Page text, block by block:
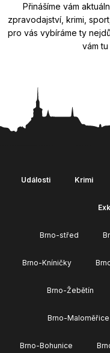
Přinášíme vám
zpravodajství, krimi,
pro vás vybíráme ty
vám
Události Krimi
Brno-střed
Brno-Kníničky
Brno-Žebětín
Brno-
Brno-Bohunice